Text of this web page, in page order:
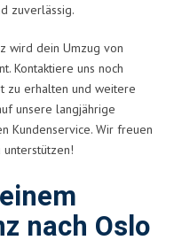
zuverlässig.
wird dein Umzug von
Kontaktiere uns noch
zu erhalten und weitere
unsere langjährige
Kundenservice. Wir freuen
nach Oslo